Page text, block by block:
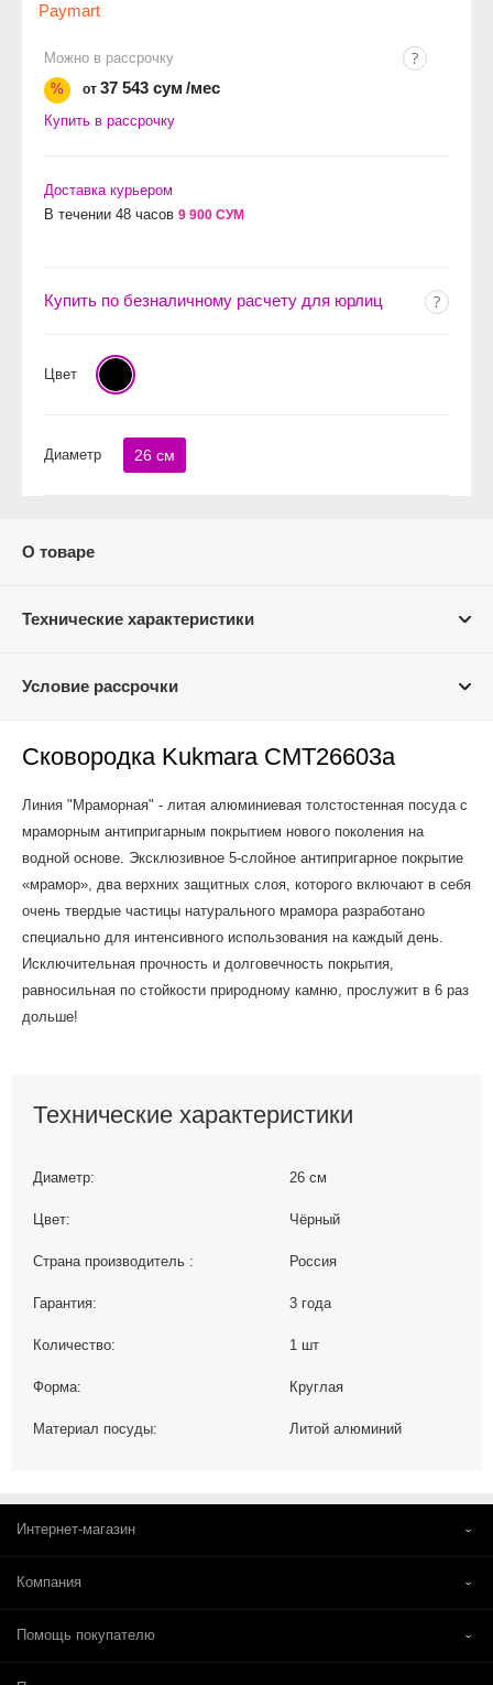
Paymart
Можно в рассрочку
%
от 37 543 сум /мес
Купить в рассрочку
Доставка курьером
В течении 48 часов 9 900 СУМ
Купить по безналичному расчету для юрлиц
Цвет
Диаметр 26 см
О товаре
Технические характеристики
Условие рассрочки
Сковородка Kukmara СМТ26603а
Линия "Мраморная" - литая алюминиевая толстостенная посуда с
мраморным антипригарным покрытием нового поколения на
водной основе. Эксклюзивное 5-слойное антипригарное покрытие
«мрамор», два верхних защитных слоя, которого включают в себя
очень твердые частицы натурального мрамора разработано
специально для интенсивного использования на каждый день.
Исключительная прочность и долговечность покрытия,
равносильная по стойкости природному камню, прослужит в 6 раз
дольше!
Технические характеристики
Диаметр: 26 см
Цвет: Чёрный
Страна производитель : Россия
Гарантия: 3 года
Количество: 1 шт
Форма: Круглая
Материал посуды: Литой алюминий
Интернет-магазин
Компания
Помощь покупателю